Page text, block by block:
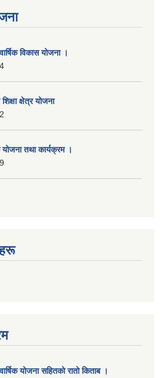
विकास योजना ।
क्षेत्र योजना
तथा कार्यक्रम ।
योजना सहितको रातो किताब ।